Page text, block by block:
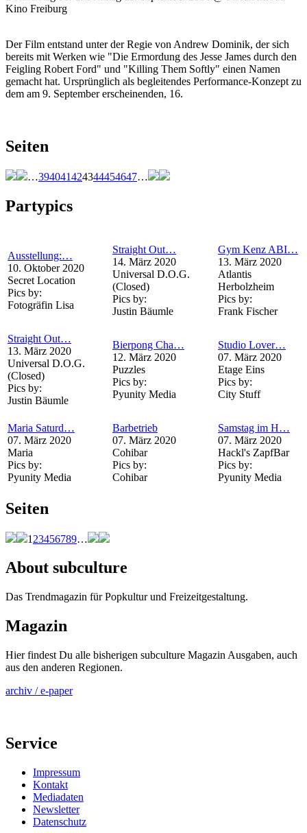
Kino Freiburg
Der Film entstand unter der Regie von Andrew Dominik, der sich
bereits mit Werken wie "Die Ermordung des Jesse James durch den
Feigling Robert Ford" und "Killing Them Softly" einen Namen
gemacht hat. Ursprünglich als begleitendes Performance-Konzept zu
dem am 9. September erscheinenden, 16.
Seiten
…394041424344454647…
Partypics
Ausstellung:…
10. Oktober 2020
Secret Location
Pics by:
Fotogräfin Lisa
Straight Out…
14. März 2020
Universal D.O.G.
(Closed)
Pics by:
Justin Bäumle
Gym Kenz ABI…
13. März 2020
Atlantis
Herbolzheim
Pics by:
Frank Fischer
Straight Out…
13. März 2020
Universal D.O.G.
(Closed)
Pics by:
Justin Bäumle
Bierpong Cha…
12. März 2020
Puzzles
Pics by:
Pyunity Media
Studio Lover…
07. März 2020
Etage Eins
Pics by:
City Stuff
Maria Saturd…
07. März 2020
Maria
Pics by:
Pyunity Media
Barbetrieb
07. März 2020
Cohibar
Pics by:
Cohibar
Samstag im H…
07. März 2020
Hackl's ZapfBar
Pics by:
Pyunity Media
Seiten
1 23456789…
About subculture
Das Trendmagazin für Popkultur und Freizeitgestaltung.
Magazin
Hier findest Du alle bisherigen subculture Magazin Ausgaben, auch
aus den anderen Regionen.
archiv / e-paper
Service
Impressum
Kontakt
Mediadaten
Newsletter
Datenschutz